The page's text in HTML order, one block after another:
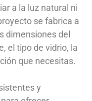
a la luz natural ni
se fabrica a
dimensiones del
el tipo de vidrio, la
que necesitas.
y